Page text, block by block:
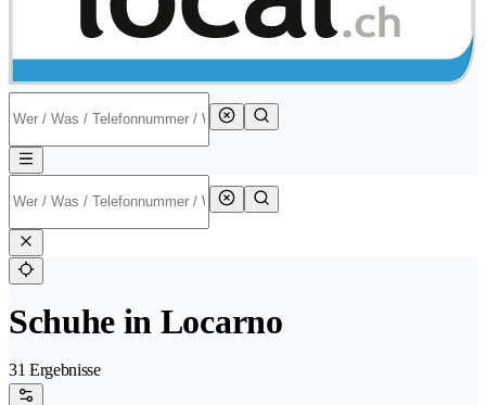
Schuhe in Locarno
31 Ergebnisse